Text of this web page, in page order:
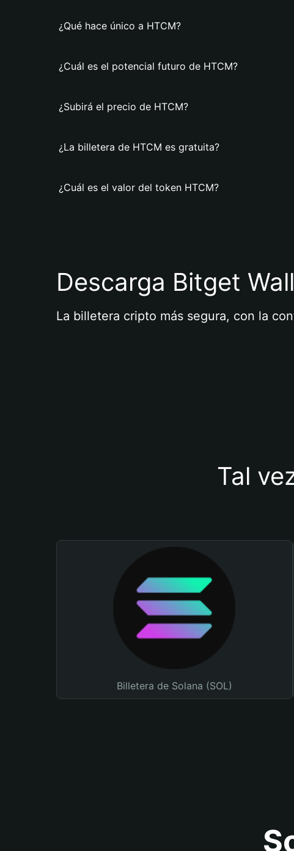
¿Qué hace único a HTCM?
¿Cuál es el potencial futuro de HTCM?
¿Subirá el precio de HTCM?
¿La billetera de HTCM es gratuita?
¿Cuál es el valor del token HTCM?
Descarga Bitget
La billetera cripto más segura, con la
Tal
Billetera de Solana (SOL)